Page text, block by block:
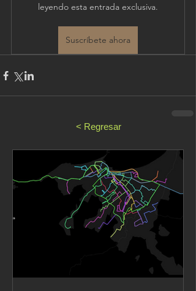
leyendo esta entrada exclusiva.
Suscríbete ahora
< Regresar